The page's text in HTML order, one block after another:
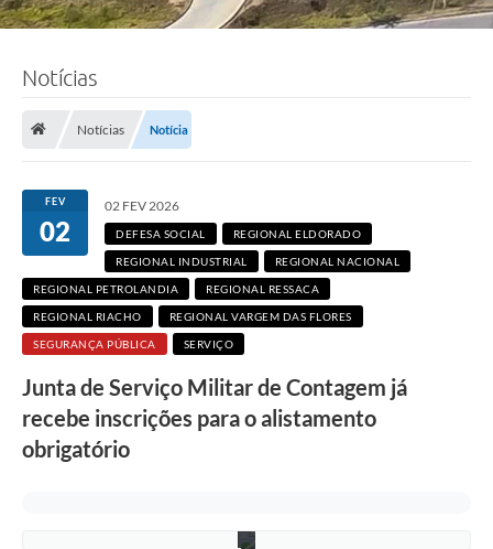
Notícias
Notícias Notícia
FEV
02
02 FEV 2026
DEFESA SOCIAL REGIONAL ELDORADO
REGIONAL INDUSTRIAL REGIONAL NACIONAL
REGIONAL PETROLANDIA REGIONAL RESSACA
REGIONAL RIACHO REGIONAL VARGEM DAS FLORES
SEGURANÇA PÚBLICA SERVIÇO
Junta de Serviço Militar de Contagem já
recebe inscrições para o alistamento
obrigatório
:
d
E
x
r
c
i
t
r
a
s